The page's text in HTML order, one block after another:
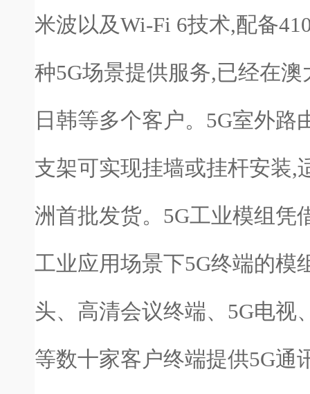
米波以及Wi-Fi 6技术,配备
种5G场景提供服务,已经在
日韩等多个客户。5G室外
支架可实现挂墙或挂杆安装,
洲首批发货。5G工业模组凭
工业应用场景下5G终端的模
头、高清会议终端、5G电视
等数十家客户终端提供5G通